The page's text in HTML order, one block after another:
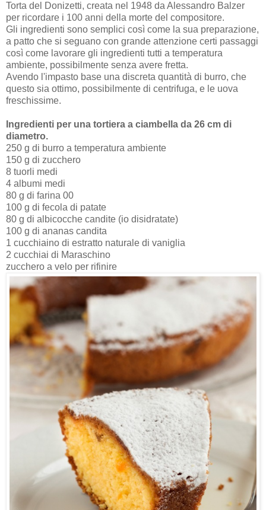
Torta del Donizetti, creata nel 1948 da Alessandro Balzer
per ricordare i 100 anni della morte del compositore.
Gli ingredienti sono semplici così come la sua preparazione,
a patto che si seguano con grande attenzione certi passaggi
così come lavorare gli ingredienti tutti a temperatura
ambiente, possibilmente senza avere fretta.
Avendo l'impasto base una discreta quantità di burro, che
questo sia ottimo, possibilmente di centrifuga, e le uova
freschissime.
Ingredienti per una tortiera a ciambella da 26 cm di
diametro.
250 g di burro a temperatura ambiente
150 g di zucchero
8 tuorli medi
4 albumi medi
80 g di farina 00
100 g di fecola di patate
80 g di albicocche candite (io disidratate)
100 g di ananas candita
1 cucchiaino di estratto naturale di vaniglia
2 cucchiai di Maraschino
zucchero a velo per rifinire